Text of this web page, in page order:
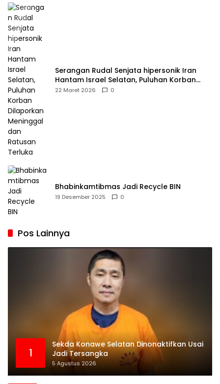
Serangan Rudal Senjata hipersonik Iran
Hantam Israel Selatan, Puluhan Korban
Dilaporkan Meninggal dan Ratusan Terluka
22 Maret 2026 0
Bhabinkamtibmas Jadi Recycle BIN
19 Desember 2025 0
Pos Lainnya
1
Sekda Konawe Selatan Dinonaktifkan Usai
Jadi Tersangka
5 Agustus 2026